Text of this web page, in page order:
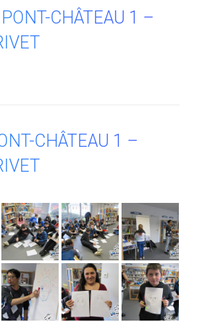
CHÂTEAU 1 –
CHÂTEAU 1 –